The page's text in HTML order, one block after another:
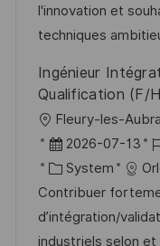
t
e
y
l'innovation et
techniques
Ingénieur
Qualification (F/
L
o
c
a
t
i
Fleury-les-
P
o
s
t
e
2026-07-13
J
o
b
I
d
C
a
t
e
System
Contribuer
d’intégration/
industriels selon et